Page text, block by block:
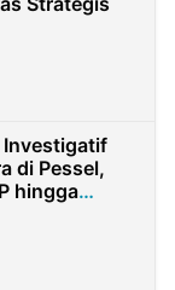
Investigatif
di Pessel,
hingga